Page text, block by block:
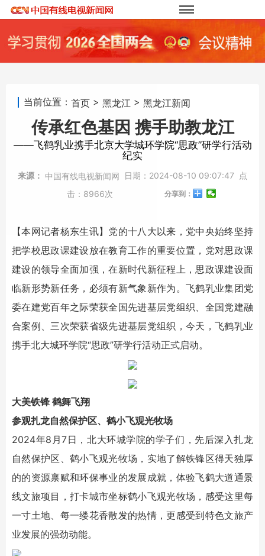
当前位置： 首页 > 黑龙江 > 黑龙江新闻
传承红色基因 携手助教龙江
——飞鹤乳业携手北京大学城环学院“思政”研学行活动
纪实
来源： 中国有线电视新闻网 日期： 2024-08-10 09:07:47
点
击： 8966次 分享到：
【本网记者杨东生讯】党的十八大以来，党中央始终坚持
把学校思政课建设放在教育工作的重要位置，党对思政课
建设的领导全面加强，在新时代新征程上，思政课建设面
临新形势新任务，必须有新气象新作为。飞鹤乳业集团党
委在建党百年之际荣获全国先进基层党组织、全国党建融
合案例、三次荣获省级先进基层党组织，今天，飞鹤乳业
携手北大城环学院“思政”研学行活动正式启动。
大美铁锋 鹤舞飞翔
参观扎龙自然保护区、鹤小飞观光牧场
2024年8月7日，北大环城学院的学子们，先后深入扎龙
自然保护区、鹤小飞观光牧场，实地了解铁锋区得天独厚
的的资源禀赋和环保事业的发展成就，体验飞鹤大道通景
线文旅项目，打卡城市坐标鹤小飞观光牧场，感受这里每
一寸土地、每一缕花香散发的热情，更感受到特色文旅产
业发展的强劲动能。